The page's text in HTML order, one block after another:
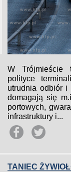
W Trójmieście
polityce
utrudnia odbiór i
domagają się
portowych,
infrastruktury i...
TANIEC